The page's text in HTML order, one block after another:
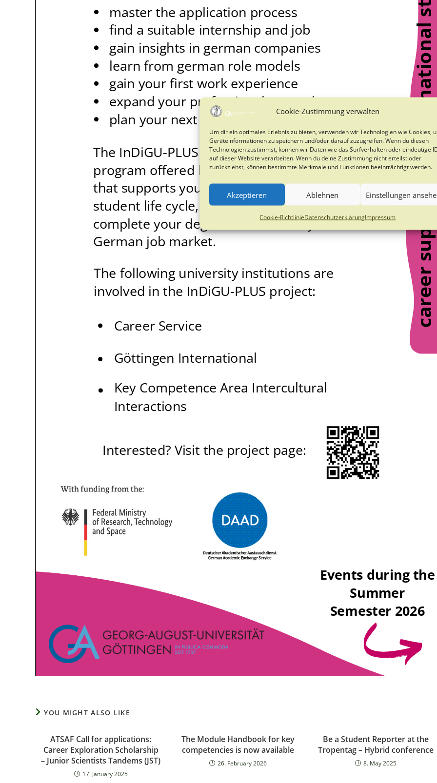
Cookie-Zustimmung verwalten
Um dir ein optimales Erlebnis zu bieten, verwenden wir Technologien wie Cookies,
Geräteinformationen zu speichern und/oder darauf zuzugreifen. Wenn du diesen
Technologien zustimmst, können wir Daten wie das Surfverhalten oder eindeutige
auf dieser Website verarbeiten. Wenn du deine Zustimmung nicht erteilst oder
zurückziehst, können bestimmte Merkmale und Funktionen beeinträchtigt werden.
Akzeptieren Ablehnen Einstellungen
Cookie-RichtlinieDatenschutzerklärungImpressum
YOU MIGHT ALSO LIKE
ATSAF Call for applications:
Career Exploration Scholarship
– Junior Scientists Tandems (JST)
17. January 2025
The Module Handbook for key
competencies is now available
26. February 2026
Be a Student Reporter at the
Tropentag – Hybrid conference
8. May 2025